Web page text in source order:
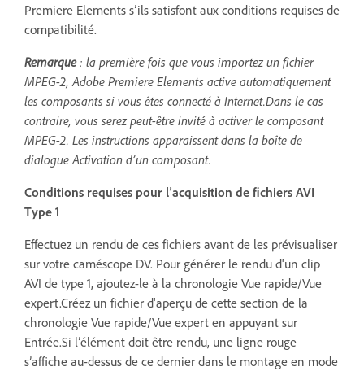
Premiere Elements s’ils satisfont aux conditions requises de
compatibilité.
Remarque: la première fois que vous importez un fichier
MPEG-2, Adobe Premiere Elements active automatiquement
les composants si vous êtes connecté à Internet.Dans le cas
contraire, vous serez peut-être invité à activer le composant
MPEG-2. Les instructions apparaissent dans la boîte de
dialogue Activation d’un composant.
Conditions requises pour l’acquisition de fichiers AVI
Type 1
Effectuez un rendu de ces fichiers avant de les prévisualiser
sur votre caméscope DV. Pour générer le rendu d'un clip
AVI de type 1, ajoutez-le à la chronologie Vue rapide/Vue
expert.Créez un fichier d'aperçu de cette section de la
chronologie Vue rapide/Vue expert en appuyant sur
Entrée.Si l’élément doit être rendu, une ligne rouge
s’affiche au-dessus de ce dernier dans le montage en mode